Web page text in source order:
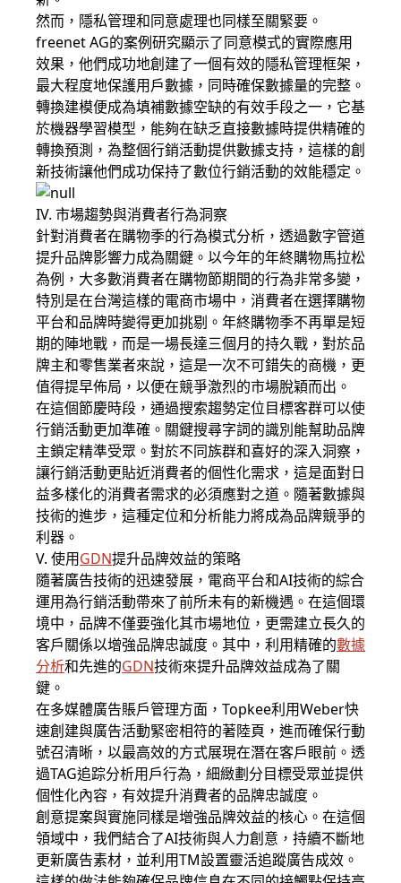
然而，隱私管理和同意處理也同樣至關緊要。
freenet AG的案例研究顯示了同意模式的實際應用
效果，他們成功地創建了一個有效的隱私管理框架，
最大程度地保護用戶數據，同時確保數據量的完整。
轉換建模便成為填補數據空缺的有效手段之一，它基
於機器學習模型，能夠在缺乏直接數據時提供精確的
轉換預測，為整個行銷活動提供數據支持，這樣的創
新技術讓他們成功保持了數位行銷活動的效能穩定。
IV. 市場趨勢與消費者行為洞察
針對消費者在購物季的行為模式分析，透過數字管道
提升品牌影響力成為關鍵。以今年的年終購物馬拉松
為例，大多數消費者在購物節期間的行為非常多變，
特別是在台灣這樣的電商市場中，消費者在選擇購物
平台和品牌時變得更加挑剔。年終購物季不再單是短
期的陣地戰，而是一場長達三個月的持久戰，對於品
牌主和零售業者來說，這是一次不可錯失的商機，更
值得提早佈局，以便在競爭激烈的市場脫穎而出。
在這個節慶時段，通過搜索趨勢定位目標客群可以使
行銷活動更加準確。關鍵搜尋字詞的識別能幫助品牌
主鎖定精準受眾。對於不同族群和喜好的深入洞察，
讓行銷活動更貼近消費者的個性化需求，這是面對日
益多樣化的消費者需求的必須應對之道。隨著數據與
技術的進步，這種定位和分析能力將成為品牌競爭的
利器。
V. 使用GDN提升品牌效益的策略
隨著廣告技術的迅速發展，電商平台和AI技術的綜合
運用為行銷活動帶來了前所未有的新機遇。在這個環
境中，品牌不僅要強化其市場地位，更需建立長久的
客戶關係以增強品牌忠誠度。其中，利用精確的數據
分析和先進的GDN技術來提升品牌效益成為了關
鍵。
在多媒體廣告賬戶管理方面，Topkee利用Weber快
速創建與廣告活動緊密相符的著陸頁，進而確保行動
號召清晰，以最高效的方式展現在潛在客戶眼前。透
過TAG追踪分析用戶行為，細緻劃分目標受眾並提供
個性化內容，有效提升消費者的品牌忠誠度。
創意提案與實施同樣是增強品牌效益的核心。在這個
領域中，我們結合了AI技術與人力創意，持續不斷地
更新廣告素材，並利用TM設置靈活追蹤廣告成效。